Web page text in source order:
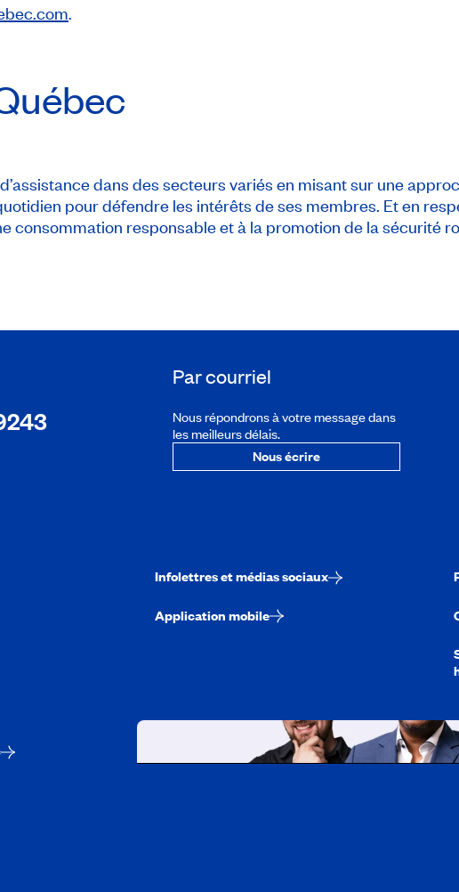
.
dans des secteurs variés en misant sur une
pour défendre les intérêts de ses membres. Et en
consommation responsable et à la promotion de la sécurité
Par courriel
Nous répondrons à votre message dans
les meilleurs délais.
Nous écrire
Infolettres et médias sociaux
Application mobile